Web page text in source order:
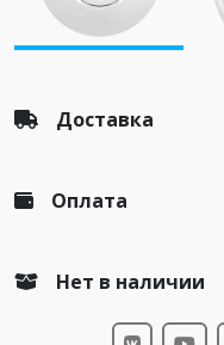
Доставка
Оплата
Нет в наличии